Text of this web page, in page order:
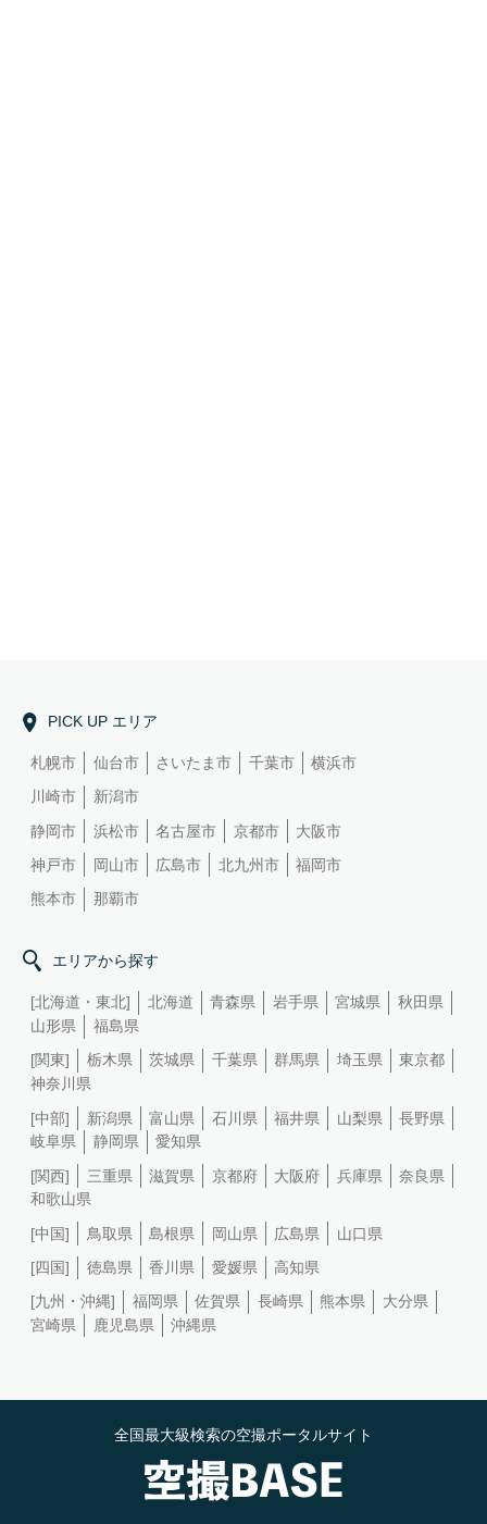
PICK UP エリア
札幌市 仙台市 さいたま市 千葉市
横浜市
川崎市
新潟市
静岡市
浜松市 名古屋市 京都市
大阪市
神戸市
岡山市 広島市 北九州市
福岡市
熊本市
那覇市
エリアから探す
[北海道・東北] 北海道 青森県 岩手県 宮城県
秋田県
山形県
福島県
[関東]
栃木県 茨城県 千葉県 群馬県 埼玉県
東京都
神奈川県
[中部]
新潟県 富山県 石川県 福井県 山梨県
長野県
岐阜県
静岡県
愛知県
[関西]
三重県 滋賀県 京都府 大阪府 兵庫県
奈良県
和歌山県
[中国]
鳥取県 島根県 岡山県 広島県
山口県
[四国]
徳島県 香川県 愛媛県
高知県
[九州・沖縄]
福岡県 佐賀県 長崎県 熊本県
大分県
宮崎県
鹿児島県 沖縄県
全国最大級検索の空撮ポータルサイト